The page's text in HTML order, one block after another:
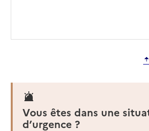
Vous êtes dans une
d’urgence ?